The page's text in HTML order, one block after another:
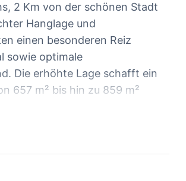
2 Km von der schönen Stadt
Hanglage und
einen besonderen Reiz
sowie optimale
Die erhöhte Lage schafft ein
657 m² bis hin zu 859 m²
Überzeugen Sie sich selber
Bild).